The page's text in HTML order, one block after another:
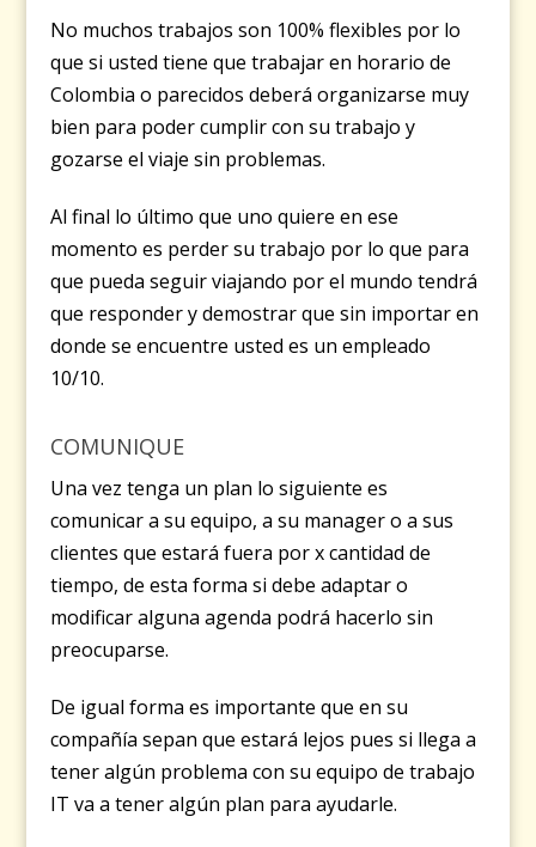
No muchos trabajos son 100% flexibles por lo
que si usted tiene que trabajar en horario de
Colombia o parecidos deberá organizarse muy
bien para poder cumplir con su trabajo y
gozarse el viaje sin problemas.
Al final lo último que uno quiere en ese
momento es perder su trabajo por lo que para
que pueda seguir viajando por el mundo tendrá
que responder y demostrar que sin importar en
donde se encuentre usted es un empleado
10/10.
COMUNIQUE
Una vez tenga un plan lo siguiente es
comunicar a su equipo, a su manager o a sus
clientes que estará fuera por x cantidad de
tiempo, de esta forma si debe adaptar o
modificar alguna agenda podrá hacerlo sin
preocuparse.
De igual forma es importante que en su
compañía sepan que estará lejos pues si llega a
tener algún problema con su equipo de trabajo
IT va a tener algún plan para ayudarle.